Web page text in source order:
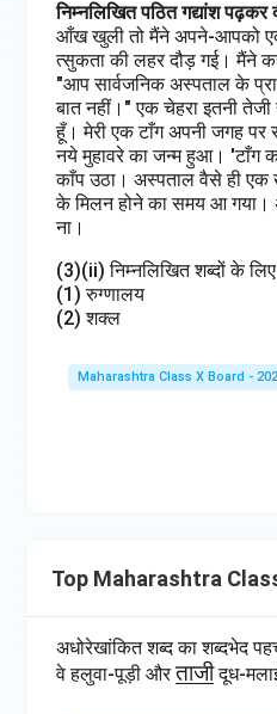
निम्नलिखित पठित गद्यांश
आँख खुली तो मैंने अपने-आपको एक
त्सुकता की लहर दौड़ गई। मैंने
"आप सार्वजनिक अस्पताल के
बात नहीं।" एक चेहरा इतनी
हूँ। मेरी एक टाँग अपनी जगह
नये मुहावरे का जन्म हुआ। 'टाँग
काँप उठा। अस्पताल वैसे ही एक
के मिलन होने का समय आ गया।
ना।
(3)(ii) निम्नलिखित शब्दों के लिए
(1) रुग्णालय
(2) शक्ल
Maharashtra Class X Board -
Top Maharashtra
अधोरेखांकित शब्द का शब्दभेद
वे हलुवा-पूड़ी और\u
ताजीदूध-